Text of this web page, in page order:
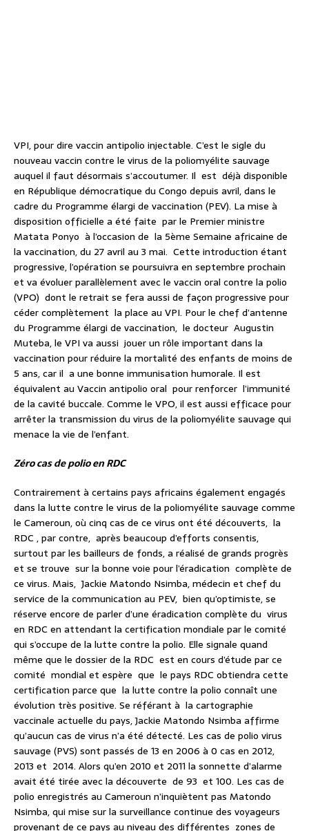
VPI, pour dire vaccin antipolio injectable. C’est le sigle du
nouveau vaccin contre le virus de la poliomyélite sauvage
auquel il faut désormais s’accoutumer. Il est déjà disponible
en République démocratique du Congo depuis avril, dans le
cadre du Programme élargi de vaccination (PEV). La mise à
disposition officielle a été faite par le Premier ministre
Matata Ponyo à l’occasion de la 5ème Semaine africaine de
la vaccination, du 27 avril au 3 mai. Cette introduction étant
progressive, l’opération se poursuivra en septembre prochain
et va évoluer parallèlement avec le vaccin oral contre la polio
(VPO) dont le retrait se fera aussi de façon progressive pour
céder complètement la place au VPI. Pour le chef d’antenne
du Programme élargi de vaccination, le docteur Augustin
Muteba, le VPI va aussi jouer un rôle important dans la
vaccination pour réduire la mortalité des enfants de moins de
5 ans, car il a une bonne immunisation humorale. Il est
équivalent au Vaccin antipolio oral pour renforcer l’immunité
de la cavité buccale. Comme le VPO, il est aussi efficace pour
arrêter la transmission du virus de la poliomyélite sauvage qui
menace la vie de l’enfant.
Zéro cas de polio en RDC
Contrairement à certains pays africains également engagés
dans la lutte contre le virus de la poliomyélite sauvage comme
le Cameroun, où cinq cas de ce virus ont été découverts, la
RDC , par contre, après beaucoup d’efforts consentis,
surtout par les bailleurs de fonds, a réalisé de grands progrès
et se trouve sur la bonne voie pour l’éradication complète de
ce virus. Mais, Jackie Matondo Nsimba, médecin et chef du
service de la communication au PEV, bien qu’optimiste, se
réserve encore de parler d’une éradication complète du virus
en RDC en attendant la certification mondiale par le comité
qui s’occupe de la lutte contre la polio. Elle signale quand
même que le dossier de la RDC est en cours d’étude par ce
comité mondial et espère que le pays RDC obtiendra cette
certification parce que la lutte contre la polio connaît une
évolution très positive. Se référant à la cartographie
vaccinale actuelle du pays, Jackie Matondo Nsimba affirme
qu’aucun cas de virus n’a été détecté. Les cas de polio virus
sauvage (PVS) sont passés de 13 en 2006 à 0 cas en 2012,
2013 et 2014. Alors qu’en 2010 et 2011 la sonnette d’alarme
avait été tirée avec la découverte de 93 et 100. Les cas de
polio enregistrés au Cameroun n’inquiètent pas Matondo
Nsimba, qui mise sur la surveillance continue des voyageurs
provenant de ce pays au niveau des différentes zones de